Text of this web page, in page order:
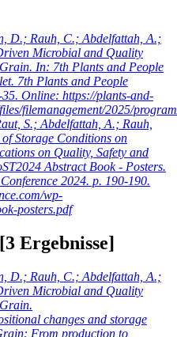
D.; Rauh, C.; Abdelfattah, A.;
Microbial and Quality
In: 7th Plants and People
7th Plants and People
Online: https://plants-and-
filemanagement/2025/
S.; Abdelfattah, A.; Rauh,
Storage Conditions on
on Quality, Safety and
Abstract Book - Posters.
2024. p. 190-190.
wp-
posters.pdf
[3 Ergebnisse]
D.; Rauh, C.; Abdelfattah, A.;
Microbial and Quality
changes and storage
From production to